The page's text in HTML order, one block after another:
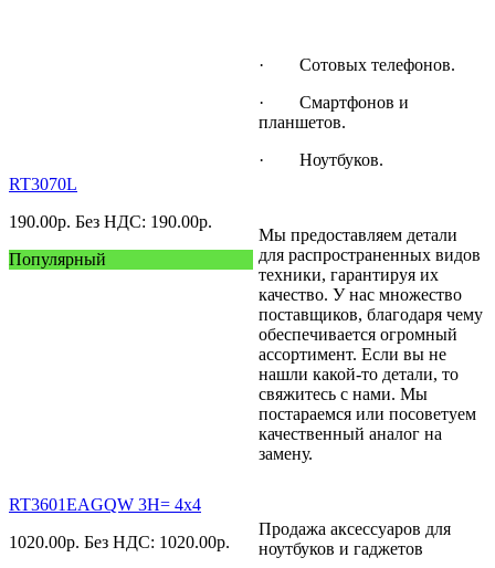
RT3070L
190.00р. Без НДС: 190.00р.
Популярный
RT3601EAGQW 3H= 4x4
1020.00р. Без НДС: 1020.00р.
· Сотовых телефонов.
· Смартфонов и
планшетов.
· Ноутбуков.
Мы предоставляем детали
для распространенных видов
техники, гарантируя их
качество. У нас множество
поставщиков, благодаря чему
обеспечивается огромный
ассортимент. Если вы не
нашли какой-то детали, то
свяжитесь с нами. Мы
постараемся или посоветуем
качественный аналог на
замену.
Продажа аксессуаров для
ноутбуков и гаджетов